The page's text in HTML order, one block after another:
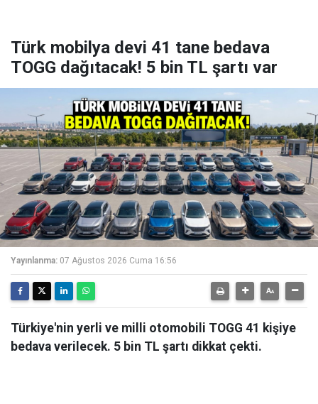
Türk mobilya devi 41 tane bedava
TOGG dağıtacak! 5 bin TL şartı var
Yayınlanma: 07 Ağustos 2026 Cuma 16:56
Türkiye'nin yerli ve milli otomobili TOGG 41 kişiye
bedava verilecek. 5 bin TL şartı dikkat çekti.